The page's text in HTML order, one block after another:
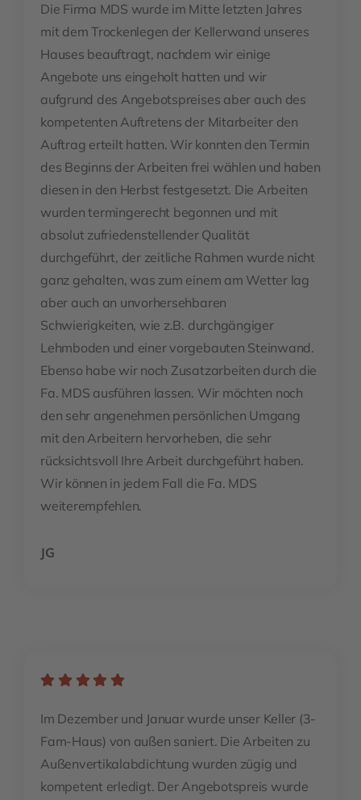
Die Firma MDS wurde im Mitte letzten Jahres
mit dem Trockenlegen der Kellerwand unseres
Hauses beauftragt, nachdem wir einige
Angebote uns eingeholt hatten und wir
aufgrund des Angebotspreises aber auch des
kompetenten Auftretens der Mitarbeiter den
Auftrag erteilt hatten. Wir konnten den Termin
des Beginns der Arbeiten frei wählen und haben
diesen in den Herbst festgesetzt. Die Arbeiten
wurden termingerecht begonnen und mit
absolut zufriedenstellender Qualität
durchgeführt, der zeitliche Rahmen wurde nicht
ganz gehalten, was zum einem am Wetter lag
aber auch an unvorhersehbaren
Schwierigkeiten, wie z.B. durchgängiger
Lehmboden und einer vorgebauten Steinwand.
Ebenso habe wir noch Zusatzarbeiten durch die
Fa. MDS ausführen lassen. Wir möchten noch
den sehr angenehmen persönlichen Umgang
mit den Arbeitern hervorheben, die sehr
rücksichtsvoll Ihre Arbeit durchgeführt haben.
Wir können in jedem Fall die Fa. MDS
weiterempfehlen.
JG
Im Dezember und Januar wurde unser Keller (3-
Fam-Haus) von außen saniert. Die Arbeiten zu
Außenvertikalabdichtung wurden zügig und
kompetent erledigt. Der Angebotspreis wurde